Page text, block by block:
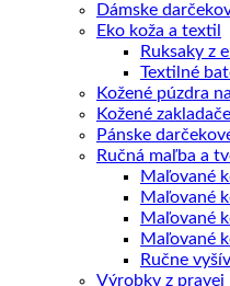
Dámske
Eko koža a textil
Ruksaky z
Textilné
Kožené púzdra
Kožené zakladače
Pánske
Ručná maľba a
Maľované
Maľované
Maľované
Maľované
Ručne
Výrobky z pravej